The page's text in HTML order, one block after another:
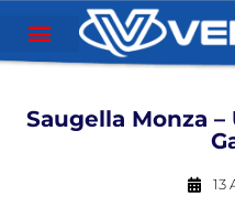
Saugella Monza
13